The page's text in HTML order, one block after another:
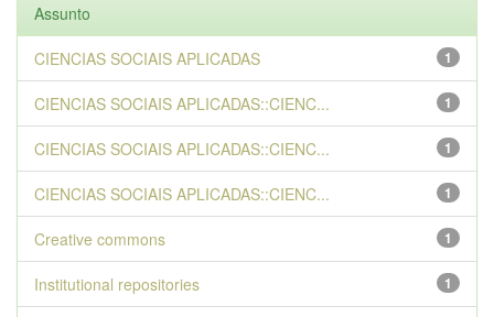
Assunto
1
CIENCIAS SOCIAIS APLICADAS
1
CIENCIAS SOCIAIS APLICADAS::CIENC...
1
CIENCIAS SOCIAIS APLICADAS::CIENC...
1
CIENCIAS SOCIAIS APLICADAS::CIENC...
1
Creative commons
1
Institutional repositories